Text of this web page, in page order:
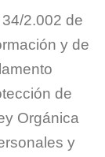
2.002 de
y de
de
Orgánica
y